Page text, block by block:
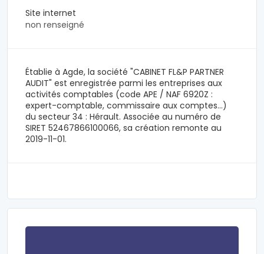
Site internet
non renseigné
Établie à Agde, la société "CABINET FL&P PARTNER
AUDIT" est enregistrée parmi les entreprises aux
activités comptables (code APE / NAF 6920Z :
expert-comptable, commissaire aux comptes...)
du secteur 34 : Hérault. Associée au numéro de
SIRET 52467866100066, sa création remonte au
2019-11-01.